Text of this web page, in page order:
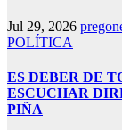
Jul 29, 2026
POLÍTICA
ES DEBER DE
ESCUCHAR
PIÑA